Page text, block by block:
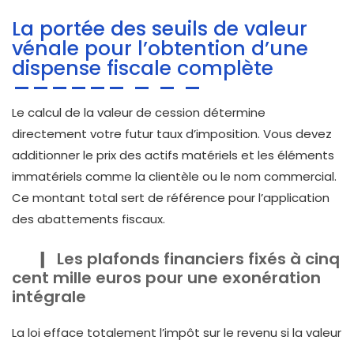
La portée des seuils de valeur
vénale pour l’obtention d’une
dispense fiscale complète
Le calcul de la valeur de cession détermine
directement votre futur taux d’imposition. Vous devez
additionner le prix des actifs matériels et les éléments
immatériels comme la clientèle ou le nom commercial.
Ce montant total sert de référence pour l’application
des abattements fiscaux.
Les plafonds financiers fixés à cinq
cent mille euros pour une exonération
intégrale
La loi efface totalement l’impôt sur le revenu si la valeur